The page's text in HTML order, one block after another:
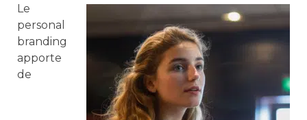
Le
personal
branding
apporte
de